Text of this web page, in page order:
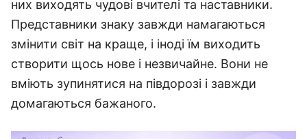
них виходять чудові вчителі та наставники.
Представники знаку завжди намагаються
змінити світ на краще, і іноді їм виходить
створити щось нове і незвичайне. Вони не
вміють зупинятися на півдорозі і завжди
домагаються бажаного.